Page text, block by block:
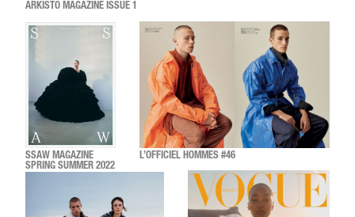
ARKISTO MAGAZINE ISSUE 1
SSAW MAGAZINE
SPRING SUMMER 2022
L’OFFICIEL HOMMES #46